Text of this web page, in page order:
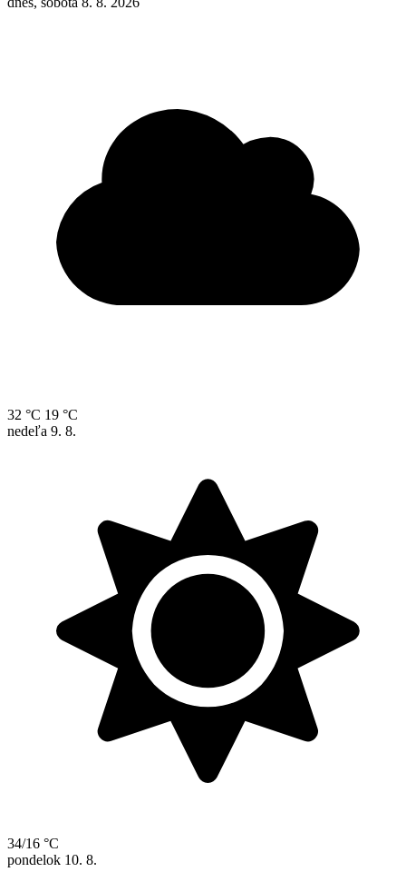
32 °C 19 °C
nedeľa 9. 8.
34/16 °C
pondelok 10. 8.